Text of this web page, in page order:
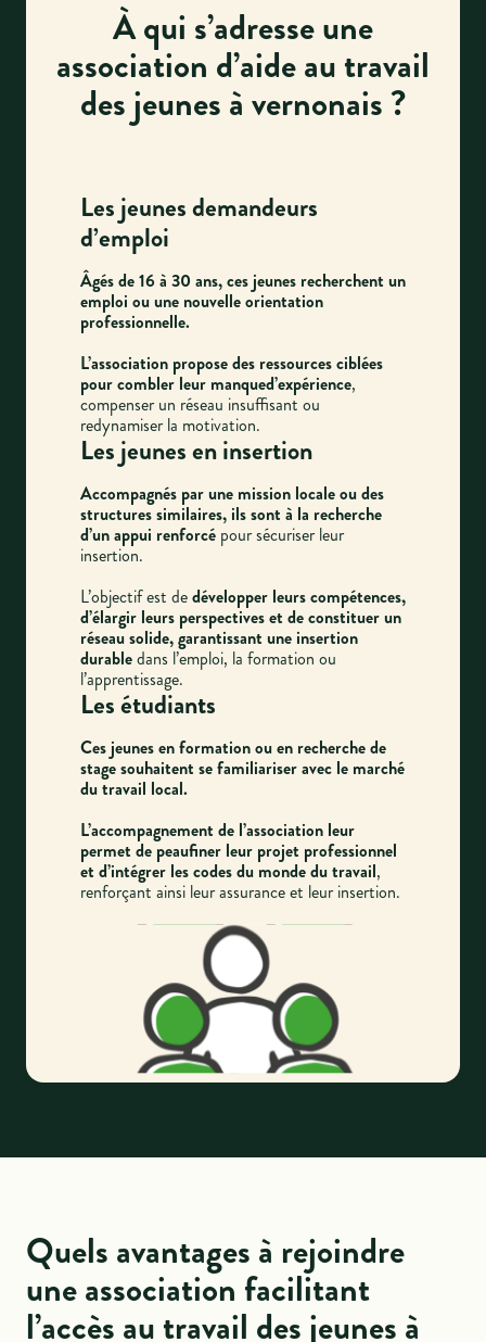
À qui s’adresse une
association d’aide au travail
des jeunes à vernonais ?
Les jeunes demandeurs
d’emploi
Âgés de 16 à 30 ans, ces jeunes recherchent un
emploi ou une nouvelle orientation
professionnelle.
L’association propose des ressources ciblées
pour combler leur manqued’expérience,
compenser un réseau insuffisant ou
redynamiser la motivation.
Les jeunes en insertion
Accompagnés par une mission locale ou des
structures similaires, ils sont à la recherche
d’un appui renforcé pour sécuriser leur
insertion.
L’objectif est dedévelopper leurs compétences,
d’élargir leurs perspectives et de constituer un
réseau solide, garantissant une insertion
durabledans l’emploi, la formation ou
l’apprentissage.
Les étudiants
Ces jeunes en formation ou en recherche de
stage souhaitent se familiariser avec le marché
du travail local.
L’accompagnement de l’association leur
permet de peaufiner leur projet professionnel
et d’intégrer les codes du monde du travail,
renforçant ainsi leur assurance et leur insertion.
Quels avantages à rejoindre
une association facilitant
l’accès au travail des jeunes à